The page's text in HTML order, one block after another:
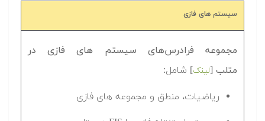
سیستم های فازی
مجموعه فرادرس‌های سیستم های فازی در
متلب [لینک] شامل:
ریاضیات، منطق و مجموعه های فازی